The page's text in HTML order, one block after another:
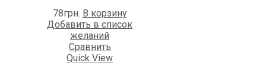
78грн. В корзину
Добавить в список
желаний
Сравнить
Quick View